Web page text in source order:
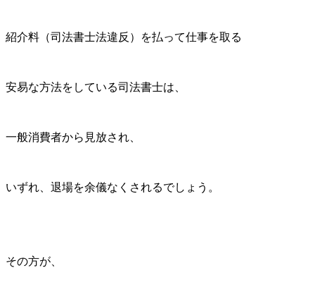
紹介料（司法書士法違反）を払って仕事を取る
安易な方法をしている司法書士は、
一般消費者から見放され、
いずれ、退場を余儀なくされるでしょう。
その方が、